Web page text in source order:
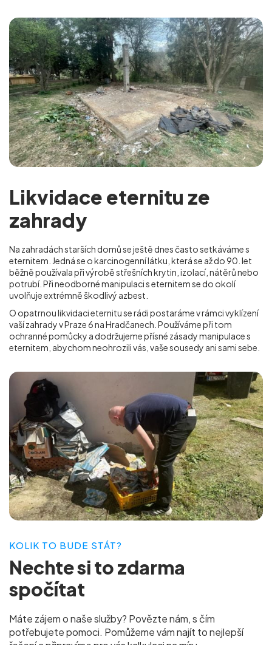
Likvidace eternitu ze
zahrady
Na zahradách starších domů se ještě dnes často setkáváme s
eternitem. Jedná se o karcinogenní látku, která se až do 90. let
běžně používala při výrobě střešních krytin, izolací, nátěrů nebo
potrubí. Při neodborné manipulaci s eternitem se do okolí
uvolňuje extrémně škodlivý azbest.
O opatrnou likvidaci eternitu se rádi postaráme v rámci vyklízení
vaší zahrady v Praze 6 na Hradčanech . Používáme při tom
ochranné pomůcky a dodržujeme přísné zásady manipulace s
eternitem, abychom neohrozili vás, vaše sousedy ani sami sebe.
KOLIK TO BUDE STÁT?
Nechte si tozdarma
spočítat
Máte zájem o naše služby? Povězte nám, s čím
potřebujete pomoci. Pomůžeme vám najít to nejlepší